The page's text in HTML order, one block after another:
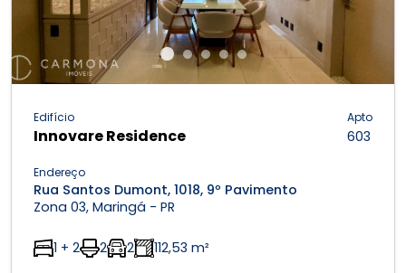
Edifício
Innovare Residence
Apto
603
Endereço
Rua Santos Dumont, 1018, 9º Pavimento
Zona 03, Maringá - PR
1 + 2 2 2 112,53 m²